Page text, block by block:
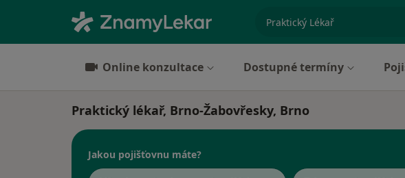
specializace, nemoc nebo
Online konzultace Dostupné termíny
Praktický lékař, Brno-Žabovřesky, Brno
Jakou pojišťovnu máte?